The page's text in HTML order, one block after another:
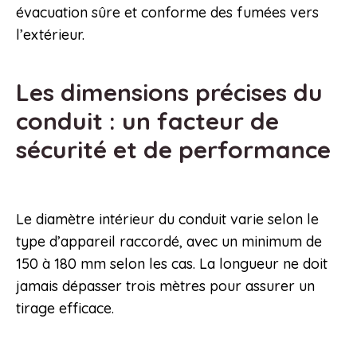
évacuation sûre et conforme des fumées vers
l’extérieur.
Les dimensions précises du
conduit : un facteur de
sécurité et de performance
Le diamètre intérieur du conduit varie selon le
type d’appareil raccordé, avec un minimum de
150 à 180 mm selon les cas. La longueur ne doit
jamais dépasser trois mètres pour assurer un
tirage efficace.